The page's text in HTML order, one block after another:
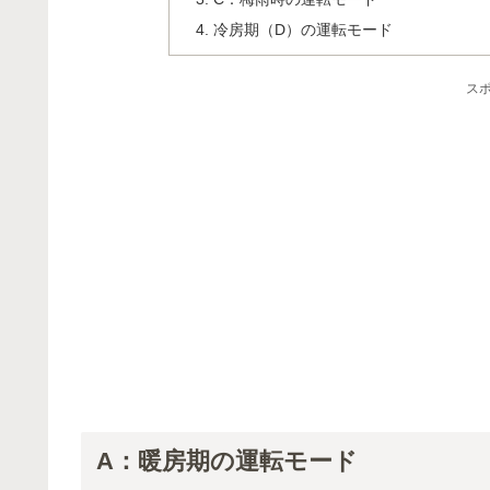
冷房期（D）の運転モード
ス
A：暖房期の運転モード